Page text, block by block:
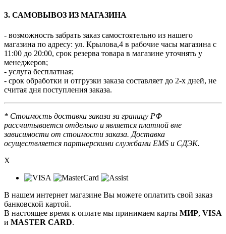
3. САМОВЫВОЗ ИЗ МАГАЗИНА
- возможность забрать заказ самостоятельно из нашего
магазина по адресу: ул. Крылова,4 в рабочие часы магазина с
11:00 до 20:00, срок резерва товара в магазине уточнять у
менеджеров;
- услуга бесплатная;
- срок обработки и отгрузки заказа составляет до 2-х дней, не
считая дня поступления заказа.
* Стоимость доставки заказа за границу РФ
рассчитывается отдельно и является платной вне
зависимости от стоимости заказа. Доставка
осуществляется партнерскими службами EMS и СДЭК.
X
В нашем интернет магазине Вы можете оплатить свой заказ
банковской картой.
В настоящее время к оплате мы принимаем карты МИР, VISA
и MASTER CARD.